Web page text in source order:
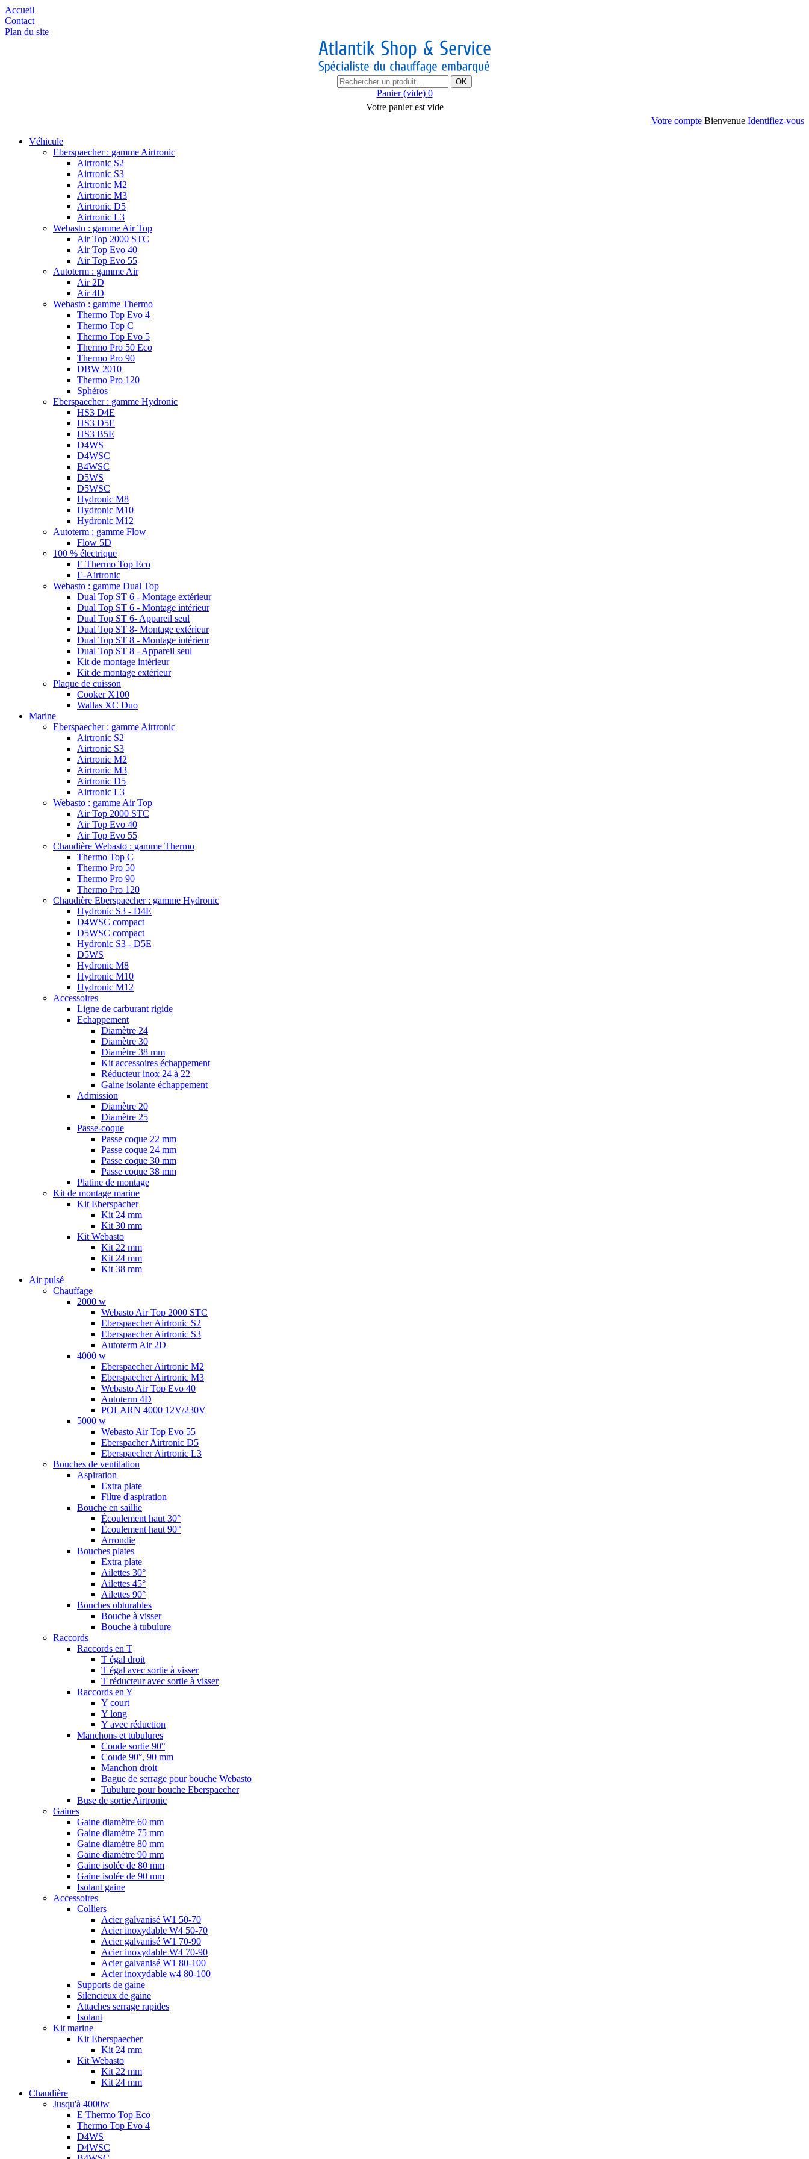
Accueil
Contact
Plan du site
OK
Panier (vide) 0
Votre panier est vide
Votre compte Bienvenue Identifiez-vous
Véhicule
Eberspaecher : gamme Airtronic
Airtronic S2
Airtronic S3
Airtronic M2
Airtronic M3
Airtronic D5
Airtronic L3
Webasto : gamme Air Top
Air Top 2000 STC
Air Top Evo 40
Air Top Evo 55
Autoterm : gamme Air
Air 2D
Air 4D
Webasto : gamme Thermo
Thermo Top Evo 4
Thermo Top C
Thermo Top Evo 5
Thermo Pro 50 Eco
Thermo Pro 90
DBW 2010
Thermo Pro 120
Sphéros
Eberspaecher : gamme Hydronic
HS3 D4E
HS3 D5E
HS3 B5E
D4WS
D4WSC
B4WSC
D5WS
D5WSC
Hydronic M8
Hydronic M10
Hydronic M12
Autoterm : gamme Flow
Flow 5D
100 % électrique
E Thermo Top Eco
E-Airtronic
Webasto : gamme Dual Top
Dual Top ST 6 - Montage extérieur
Dual Top ST 6 - Montage intérieur
Dual Top ST 6- Appareil seul
Dual Top ST 8- Montage extérieur
Dual Top ST 8 - Montage intérieur
Dual Top ST 8 - Appareil seul
Kit de montage intérieur
Kit de montage extérieur
Plaque de cuisson
Cooker X100
Wallas XC Duo
Marine
Eberspaecher : gamme Airtronic
Airtronic S2
Airtronic S3
Airtronic M2
Airtronic M3
Airtronic D5
Airtronic L3
Webasto : gamme Air Top
Air Top 2000 STC
Air Top Evo 40
Air Top Evo 55
Chaudière Webasto : gamme Thermo
Thermo Top C
Thermo Pro 50
Thermo Pro 90
Thermo Pro 120
Chaudière Eberspaecher : gamme Hydronic
Hydronic S3 - D4E
D4WSC compact
D5WSC compact
Hydronic S3 - D5E
D5WS
Hydronic M8
Hydronic M10
Hydronic M12
Accessoires
Ligne de carburant rigide
Echappement
Diamètre 24
Diamètre 30
Diamètre 38 mm
Kit accessoires échappement
Réducteur inox 24 à 22
Gaine isolante échappement
Admission
Diamètre 20
Diamètre 25
Passe-coque
Passe coque 22 mm
Passe coque 24 mm
Passe coque 30 mm
Passe coque 38 mm
Platine de montage
Kit de montage marine
Kit Eberspacher
Kit 24 mm
Kit 30 mm
Kit Webasto
Kit 22 mm
Kit 24 mm
Kit 38 mm
Air pulsé
Chauffage
2000 w
Webasto Air Top 2000 STC
Eberspaecher Airtronic S2
Eberspaecher Airtronic S3
Autoterm Air 2D
4000 w
Eberspaecher Airtronic M2
Eberspaecher Airtronic M3
Webasto Air Top Evo 40
Autoterm 4D
POLARN 4000 12V/230V
5000 w
Webasto Air Top Evo 55
Eberspacher Airtronic D5
Eberspaecher Airtronic L3
Bouches de ventilation
Aspiration
Extra plate
Filtre d'aspiration
Bouche en saillie
Écoulement haut 30°
Écoulement haut 90°
Arrondie
Bouches plates
Extra plate
Ailettes 30°
Ailettes 45°
Ailettes 90°
Bouches obturables
Bouche à visser
Bouche à tubulure
Raccords
Raccords en T
T égal droit
T égal avec sortie à visser
T réducteur avec sortie à visser
Raccords en Y
Y court
Y long
Y avec réduction
Manchons et tubulures
Coude sortie 90°
Coude 90°, 90 mm
Manchon droit
Bague de serrage pour bouche Webasto
Tubulure pour bouche Eberspaecher
Buse de sortie Airtronic
Gaines
Gaine diamètre 60 mm
Gaine diamètre 75 mm
Gaine diamètre 80 mm
Gaine diamètre 90 mm
Gaine isolée de 80 mm
Gaine isolée de 90 mm
Isolant gaine
Accessoires
Colliers
Acier galvanisé W1 50-70
Acier inoxydable W4 50-70
Acier galvanisé W1 70-90
Acier inoxydable W4 70-90
Acier galvanisé W1 80-100
Acier inoxydable w4 80-100
Supports de gaine
Silencieux de gaine
Attaches serrage rapides
Isolant
Kit marine
Kit Eberspaecher
Kit 24 mm
Kit Webasto
Kit 22 mm
Kit 24 mm
Chaudière
Jusqu'à 4000w
E Thermo Top Eco
Thermo Top Evo 4
D4WS
D4WSC